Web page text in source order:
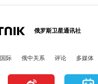
俄罗斯卫星通讯社
国际 俄中关系 评论 多媒体